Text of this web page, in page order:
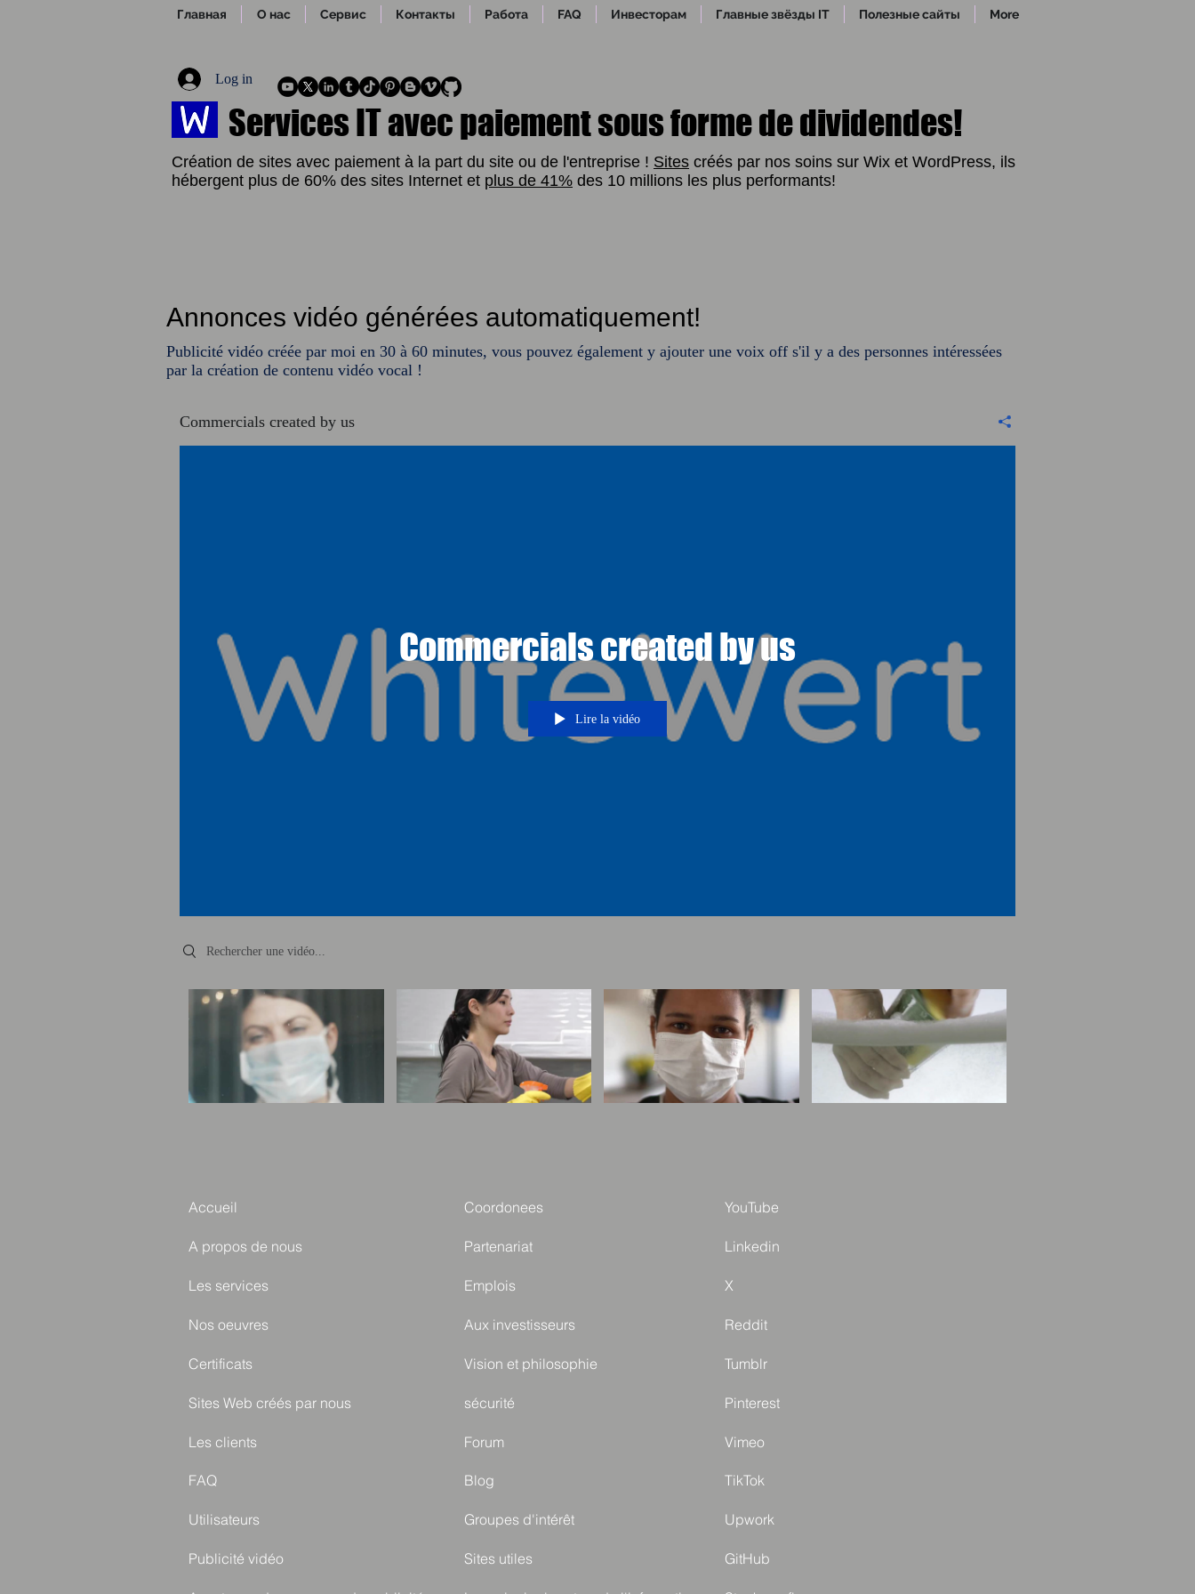
Главная О нас Сервис Контакты Работа FAQ Инвесторам Главные звёзды IT Полезные сайты More
Log in
Création de sites avec paiement à la part du site ou de l'entreprise ! Sites créés par nos soins sur Wix et WordPress, ils
hébergent plus de 60% des sites Internet et plus de 41% des 10 millions les plus performants!
Services IT avec paiement sous forme de dividendes!
Annonces vidéo générées automatiquement!
Publicité vidéo créée par moi en 30 à 60 minutes, vous pouvez également y ajouter une voix off s'il y a des personnes intéressées
par la création de contenu vidéo vocal !
Commercials created by us
Commercials created by us
Lire la vidéo
Search videos
Linkedin
Emplois
Les clients
Les services
Accueil
X
Coordonees
A propos de nous Partenariat
Publicité vidéo
Groupes d'intérêt
Forum
Blog
Vision et philosophie
sécurité
Sites utiles
FAQ
YouTube
Upwork
GitHub
Pinterest
Sites Web créés par nous
Utilisateurs
Aux investisseurs
Certificats
Nos oeuvres Reddit
Vimeo
TikTok
Tumblr